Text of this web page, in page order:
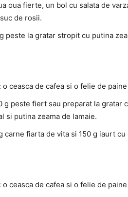
oua fierte, un bol cu salata de
de rosii.
peste la gratar stropit cu putina
: o ceasca de cafea si o felie de
g peste fiert sau preparat la gratar
si putina zeama de lamaie.
carne fiarta de vita si 150 g iaurt
: o ceasca de cafea si o felie de